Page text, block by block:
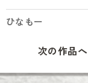
ひなもー
次の作品へ